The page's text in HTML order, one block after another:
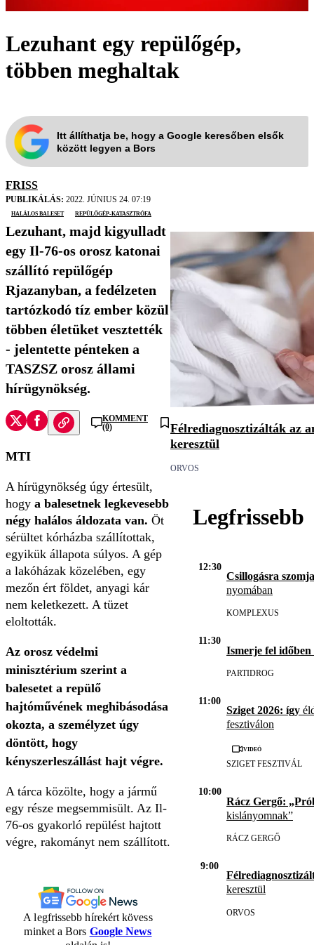
Lezuhant egy repülőgép,
többen meghaltak
Itt állíthatja be, hogy a Google keresőben elsők
között legyen a Bors
FRISS
PUBLIKÁLÁS: 2022. JÚNIUS 24. 07:19
halálos baleset
repülőgép-katasztrófa
Lezuhant, majd kigyulladt
egy Il-76-os orosz katonai
szállító repülőgép
Rjazanyban, a fedélzeten
tartózkodó tíz ember közül
többen életüket vesztették
- jelentette pénteken a
TASZSZ orosz állami
hírügynökség.
KOMMENT
(0)
MTI
A hírügynökség úgy értesült,
hogy a balesetnek legkevesebb
négy halálos áldozata van. Öt
sérültet kórházba szállítottak,
egyikük állapota súlyos. A gép
a lakóházak közelében, egy
mezőn ért földet, anyagi kár
nem keletkezett. A tüzet
eloltották.
Az orosz védelmi
minisztérium szerint a
balesetet a repülő
hajtóművének meghibásodása
okozta, a személyzet úgy
döntött, hogy
kényszerleszállást hajt végre.
A tárca közölte, hogy a jármű
egy része megsemmisült. Az Il-
76-os gyakorló repülést hajtott
végre, rakományt nem szállított.
A legfrissebb hírekért kövess
minket a Bors Google News
Félrediagnosztizálták az
keresztül
ORVOS
Legfrissebb
12:30
Csillogásra
nyomában
KOMPLEXUS
11:30
Ismerje fel időben
PARTIDROG
11:00
Sziget 2026: így
fesztiválon
Videó
SZIGET FESZTIVÁL
10:00
Rácz Gergő:
kislányomnak”
RÁCZ GERGŐ
9:00
keresztül
ORVOS